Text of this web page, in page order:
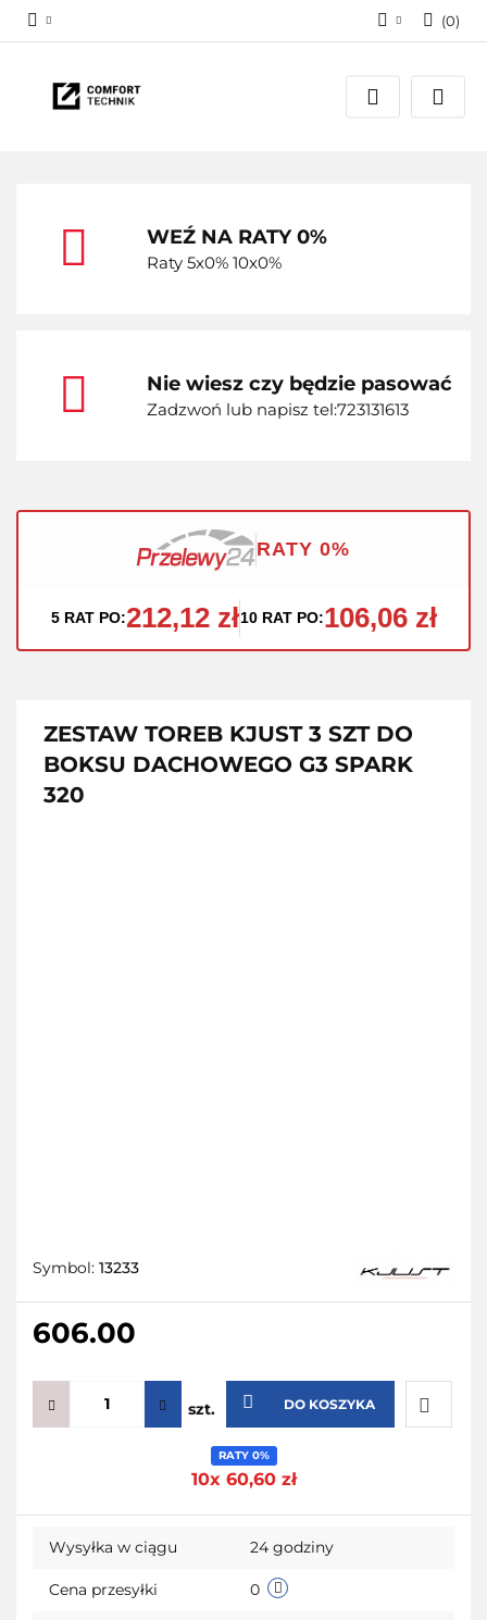
Zaloguj się
Zarejestruj się
(0)
WEŹ NA RATY 0%
Raty 5x0% 10x0%
Nie wiesz czy będzie pasować
Zadzwoń lub napisz tel:723131613
RATY 0%
5 RAT PO:212,12 zł10 RAT PO:106,06 zł
ZESTAW TOREB KJUST 3 SZT DO
BOKSU DACHOWEGO G3 SPARK
320
Symbol: 13233
606.00
szt. DO KOSZYKA
RATY 0%
10x 60,60 zł
Wysyłka w ciągu 24 godziny
Cena przesyłki 0